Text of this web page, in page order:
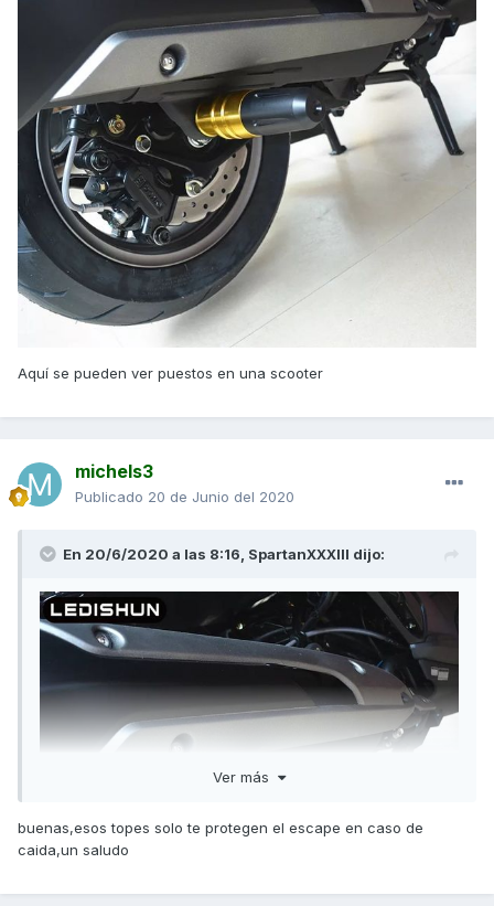
Aquí se pueden ver puestos en una scooter
michels3
Publicado 20 de Junio del 2020
En 20/6/2020 a las 8:16, SpartanXXXIII dijo:
Ver más
buenas,esos topes solo te protegen el escape en caso de
caida,un saludo